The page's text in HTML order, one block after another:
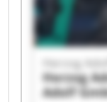
Herzog
Herzog
Adolf